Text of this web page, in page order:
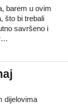
barem u ovim
što bi trebali
savršeno i
dijelovima